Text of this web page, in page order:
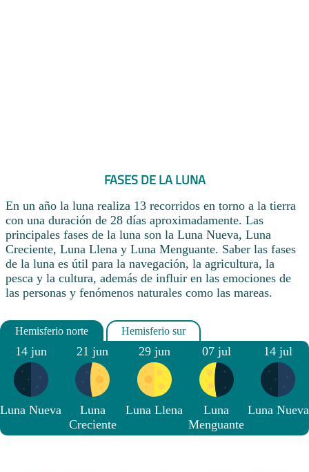
FASES DE LA LUNA
En un año la luna realiza 13 recorridos en torno a la tierra
con una duración de 28 días aproximadamente. Las
principales fases de la luna son la Luna Nueva, Luna
Creciente, Luna Llena y Luna Menguante. Saber las fases
de la luna es útil para la navegación, la agricultura, la
pesca y la cultura, además de influir en las emociones de
las personas y fenómenos naturales como las mareas.
14 jun
Luna Nueva
21 jun
Luna
Creciente
29 jun
Luna Llena
07 jul
Luna
Menguante
14 jul
Luna Nueva